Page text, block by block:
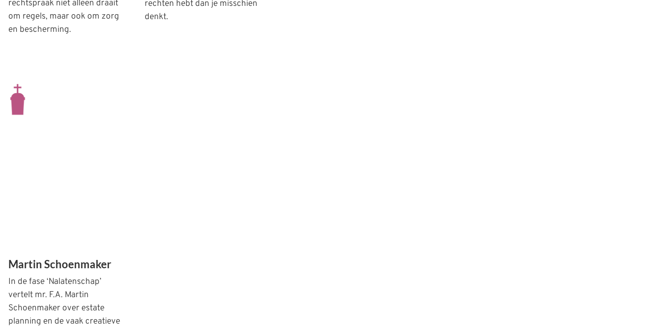
rechtspraak niet alleen draait
om regels, maar ook om zorg
en bescherming.
rechten hebt dan je misschien
denkt.
Martin Schoenmaker
In de fase ‘Nalatenschap’
vertelt mr. F.A. Martin
Schoenmaker over estate
planning en de vaak creatieve